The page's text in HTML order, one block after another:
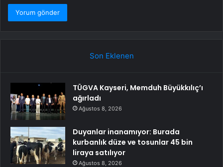
Son Eklenen
TÜGVA Kayseri, Memduh Büyükkılıç’ı
ağırladı
Ağustos 8, 2026
Duyanlar inanamıyor: Burada
kurbanlık düze ve tosunlar 45 bin
liraya satılıyor
Ağustos 8, 2026